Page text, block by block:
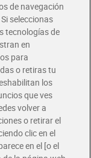
de navegación
seleccionas
tecnologías de
en
para
o retiras tu
los
que ves
volver a
o retirar el
clic en el
en el [o el